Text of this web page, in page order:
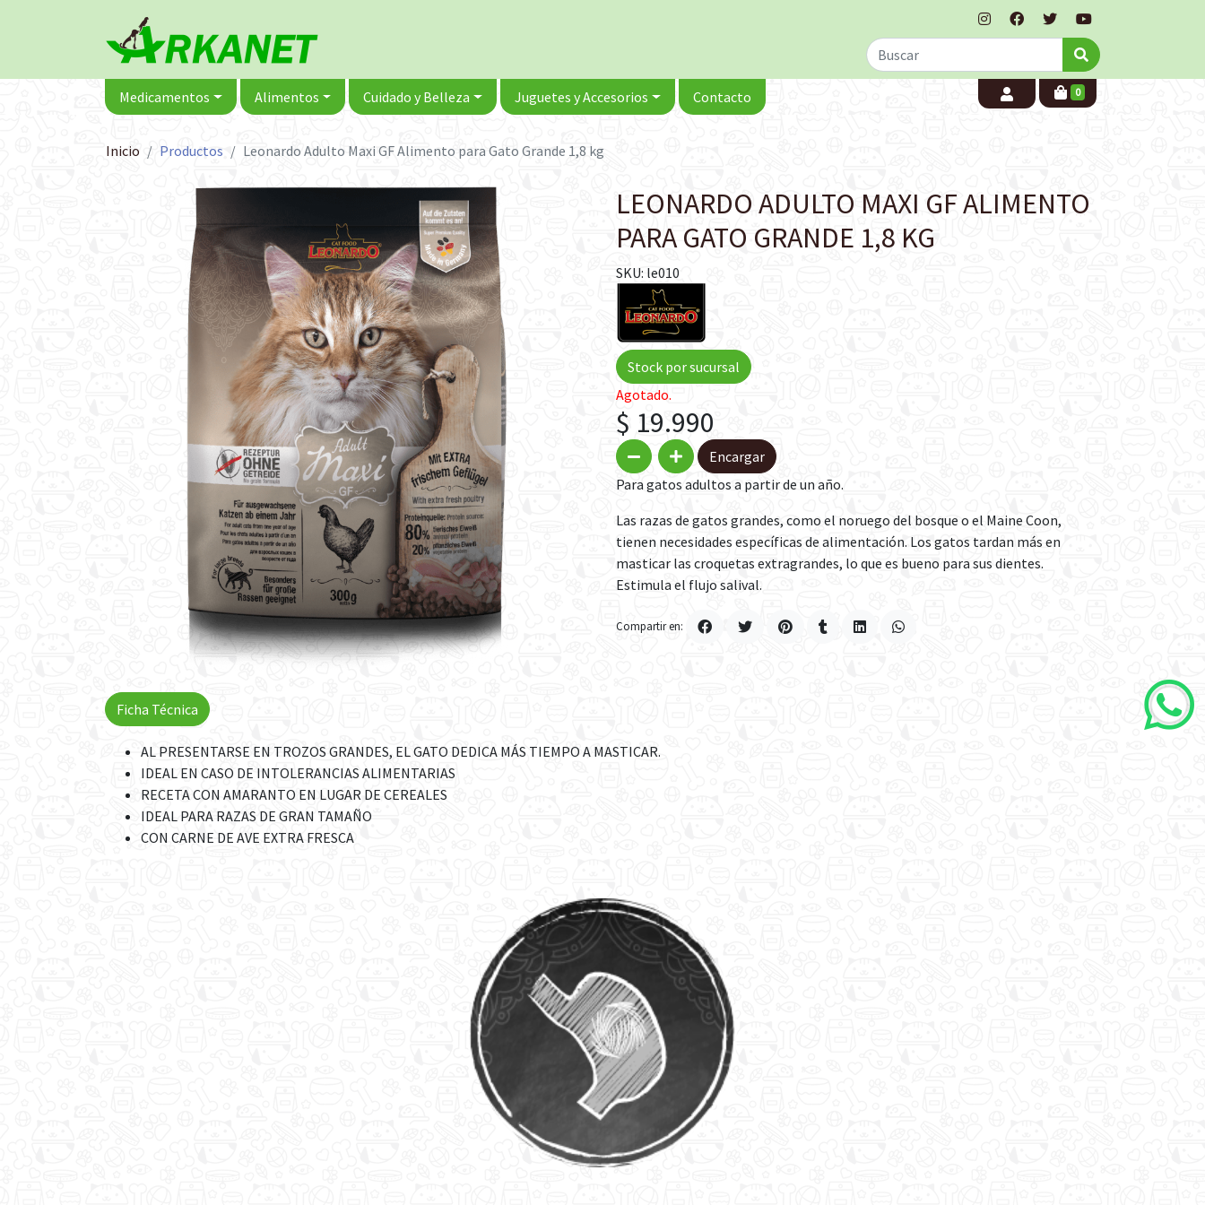
Medicamentos Alimentos Cuidado y Belleza Juguetes y Accesorios Contacto 0
Inicio Productos Leonardo Adulto Maxi GF Alimento para Gato Grande 1,8 kg
LEONARDO ADULTO MAXI GF ALIMENTO
PARA GATO GRANDE 1,8 KG
SKU: le010
Stock por sucursal
Agotado.
$ 19.990
Encargar
Para gatos adultos a partir de un año.
Las razas de gatos grandes, como el noruego del bosque o el Maine Coon,
tienen necesidades específicas de alimentación. Los gatos tardan más en
masticar las croquetas extragrandes, lo que es bueno para sus dientes.
Estimula el flujo salival.
Compartir en:
AL PRESENTARSE EN TROZOS GRANDES, EL GATO DEDICA MÁS TIEMPO A MASTICAR.
IDEAL EN CASO DE INTOLERANCIAS ALIMENTARIAS
RECETA CON AMARANTO EN LUGAR DE CEREALES
IDEAL PARA RAZAS DE GRAN TAMAÑO
CON CARNE DE AVE EXTRA FRESCA
Ficha Técnica